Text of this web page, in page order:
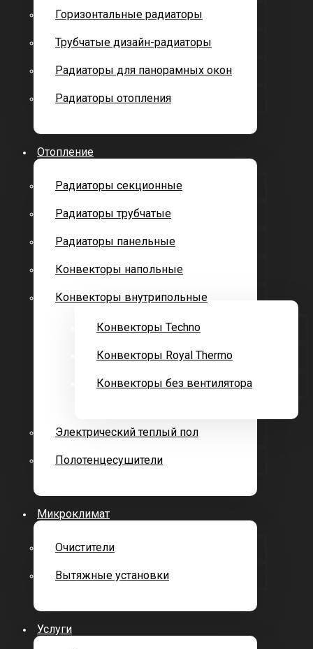
Горизонтальные радиаторы
Трубчатые дизайн-радиаторы
Радиаторы для панорамных окон
Радиаторы отопления
Отопление
Радиаторы секционные
Радиаторы трубчатые
Радиаторы панельные
Конвекторы напольные
Конвекторы внутрипольные
Конвекторы Techno
Конвекторы Royal Thermo
Конвекторы без вентилятора
Электрический теплый пол
Полотенцесушители
Микроклимат
Очистители
Вытяжные установки
Услуги